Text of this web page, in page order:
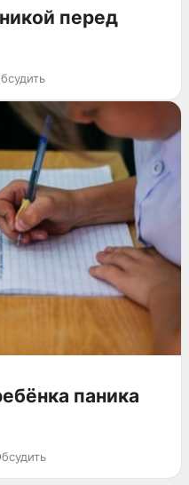
перед
паника